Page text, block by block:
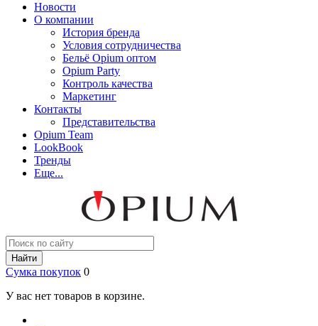
Новости
О компании
История бренда
Условия сотрудничества
Бельё Opium оптом
Opium Party
Контроль качества
Маркетинг
Контакты
Представительства
Opium Team
LookBook
Тренды
Еще...
Найти
Сумка покупок 0
У вас нет товаров в корзине.